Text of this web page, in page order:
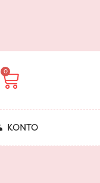
0
Varukorg
KONTO